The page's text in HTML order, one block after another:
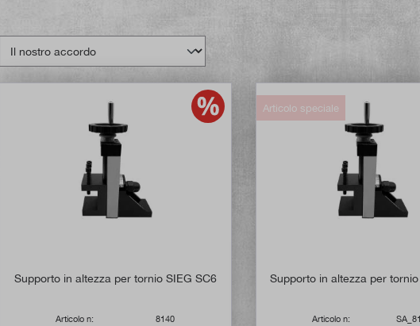
Supporto in altezza per tornio SIEG SC6
Articolo n: 8140
Articolo speciale
Supporto in altezza per
Articolo n: